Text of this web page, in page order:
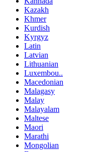
Kazakh
Khmer
Kurdish
Kyrgyz
Latin
Latvian
Lithuanian
Luxembou..
Macedonian
Malagasy
Malay
Malayalam
Maltese
Maori
Marathi
Mongolian